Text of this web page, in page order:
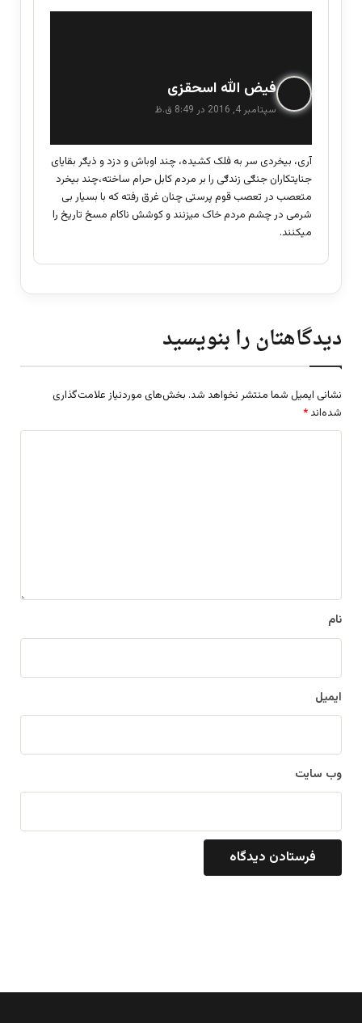
فیض الله اسحقزی
:
سپتامبر 4, 2016 در 8:49 ق.ظ
آری، بیخردی سر به فلک کشیده، چند اوباش و دزد و ذیګر بقایای
جنایتکاران جنګی زندګی را بر مردم کابل حرام ساخته،چند بیخرد
متعصب در تعصب قوم پرستی چنان غرق رفته که با بسیار بی
شرمی در چشم مردم خاک میزنند و کوشش ناکام مسخ تاریخ را
میکنند.
دیدگاهتان را بنویسید
نشانی ایمیل شما منتشر نخواهد شد. بخش‌های موردنیاز علامت‌گذاری
شده‌اند *
نام
ایمیل
وب‌ سایت